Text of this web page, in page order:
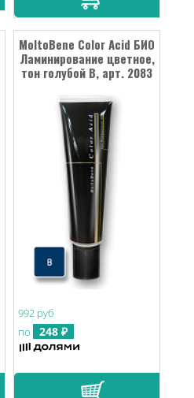
MoltoBene Color Acid БИО
Ламинирование цветное,
тон голубой B, арт. 2083
992 руб
по
248 ₽